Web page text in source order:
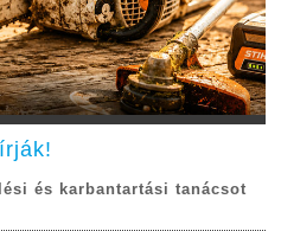
és karbantartási tanácsot